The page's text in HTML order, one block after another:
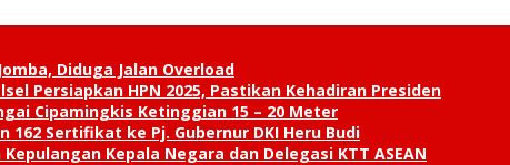
Diduga Jalan Overload
Persiapkan HPN 2025, Pastikan Kehadiran Presiden
Cipamingkis Ketinggian 15 – 20 Meter
162 Sertifikat ke Pj. Gubernur DKI Heru Budi
Kepala Negara dan Delegasi KTT ASEAN